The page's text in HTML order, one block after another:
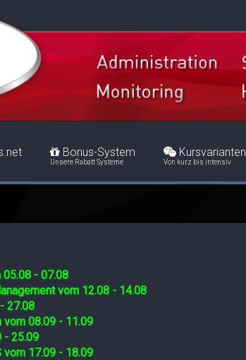
Bonus-System
Unsere Rabatt Systeme
Kursvarianten
Von kurz bis intensiv
05.08 - 07.08
vom 12.08 - 14.08
27.08
08.09 - 11.09
- 25.09
vom 17.09 - 18.09